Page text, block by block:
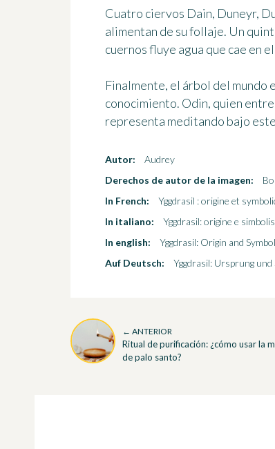
Cuatro ciervos Dain, Duneyr,
alimentan de su follaje. Un
cuernos fluye agua que cae en
Finalmente, el árbol del mundo
conocimiento. Odin, quien
representa meditando bajo
Autor:
Audrey
Derechos de autor de la imagen:
In French:
Yggdrasil : origine et
In italiano:
Yggdrasil: origine e
In english:
Yggdrasil: Origin and
Auf Deutsch:
Yggdrasil: Ursprung
← ANTERIOR
Ritual de purificación: ¿cómo usar la
de palo santo?